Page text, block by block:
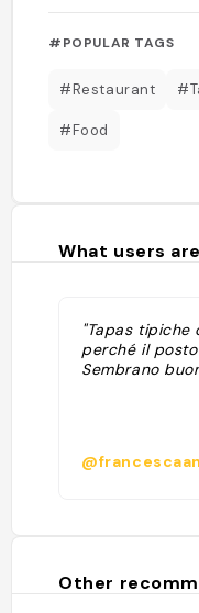
#POPULAR TAGS
#Restaurant
#Food
What users
"Tapas tipiche
perché il
Sembrano
Other